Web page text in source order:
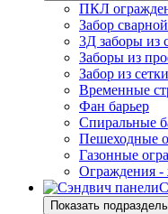
ПКЛ
Забор
3Д заборы из
Заборы из
Забор из
Временные
Фан барьер
Спиральные
Пешеходные
Газонные
Ограждения -
Показать